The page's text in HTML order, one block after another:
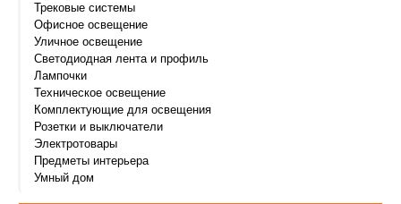
Трековые системы
Офисное освещение
Уличное освещение
Светодиодная лента и профиль
Лампочки
Техническое освещение
Комплектующие для освещения
Розетки и выключатели
Электротовары
Предметы интерьера
Умный дом